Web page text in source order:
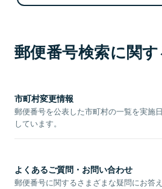
郵便番号検索に関
市町村変更情報
郵便番号を公表した市町村の一覧を実施
しています。
よくあるご質問・お問い合わせ
郵便番号に関するさまざまな疑問にお答え